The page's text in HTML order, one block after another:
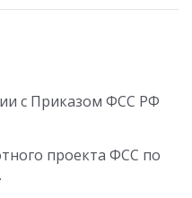
с Приказом ФСС РФ
проекта ФСС по